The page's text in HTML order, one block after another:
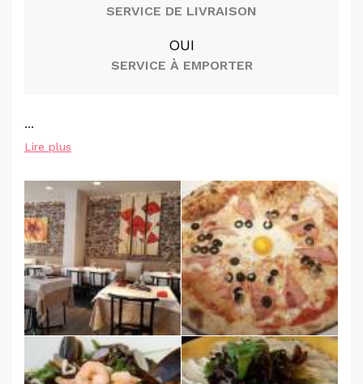
SERVICE DE LIVRAISON
OUI
SERVICE À EMPORTER
...
Lire plus